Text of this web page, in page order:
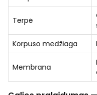
Terpė
Korpuso medžiaga
Membrana